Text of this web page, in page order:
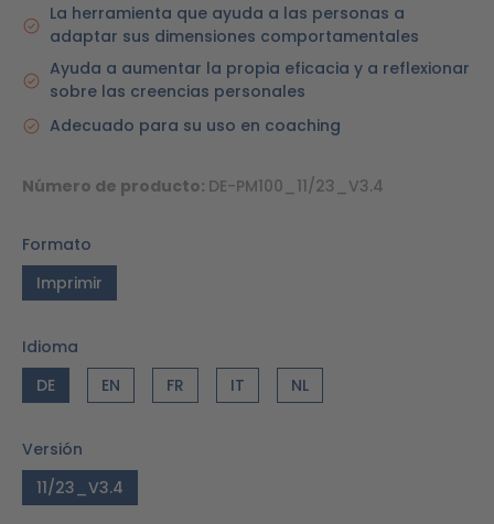
La herramienta que ayuda a las personas a
adaptar sus dimensiones comportamentales
Ayuda a aumentar la propia eficacia y a reflexionar
sobre las creencias personales
Adecuado para su uso en coaching
Número de producto: DE-PM100_11/23_V3.4
Formato
Imprimir
Idioma
DE
EN FR IT NL
Versión
11/23_V3.4